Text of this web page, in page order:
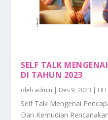
SELF TALK
DI TAHUN 2023
oleh admin | Des 9, 2023 |
Self Talk Mengenai
Dan Kemudian